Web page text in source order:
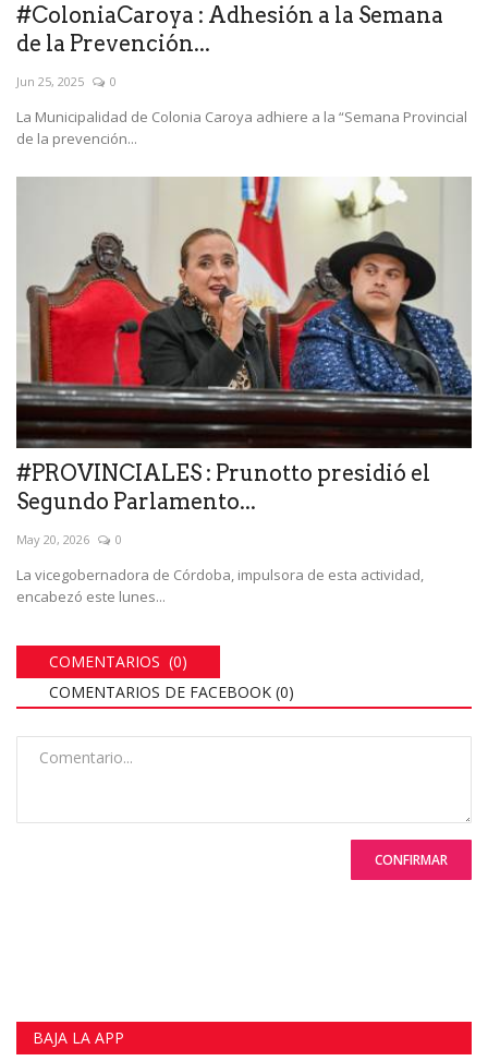
#ColoniaCaroya : Adhesión a la Semana
de la Prevención...
Jun 25, 2025 0
La Municipalidad de Colonia Caroya adhiere a la “Semana Provincial
de la prevención...
#PROVINCIALES : Prunotto presidió el
Segundo Parlamento...
May 20, 2026 0
La vicegobernadora de Córdoba, impulsora de esta actividad,
encabezó este lunes...
COMENTARIOS (0)
COMENTARIOS DE FACEBOOK (0)
CONFIRMAR
BAJA LA APP